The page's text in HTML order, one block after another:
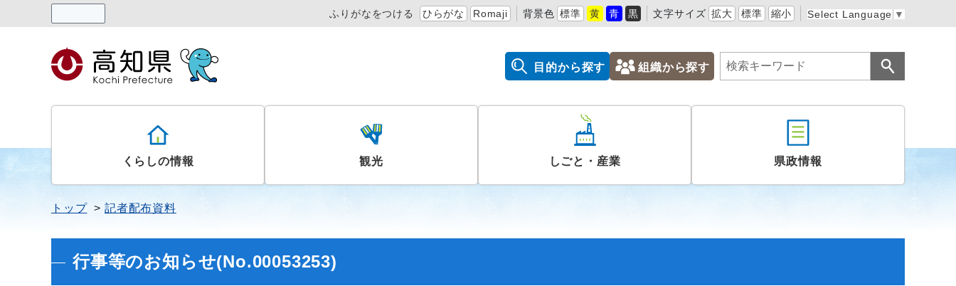
ふりがなをつける ひらがな Romaji 背景色 標準 黄 青 黒 文字サイズ 拡大 標準 縮小 Select Language ▼
目的から探す 組織から探す
くらしの情報 観光 しごと・産業 県政情報
トップ 記者配布資料
行事等のお知らせ(No.00053253)